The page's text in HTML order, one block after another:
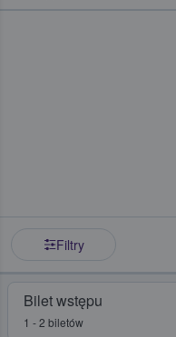
Filtry
Bilet wstępu
1 - 2 biletów